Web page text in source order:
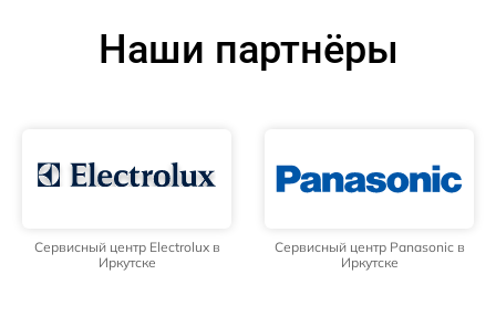
Наши партнёры
Сервисный центр Electrolux в
Иркутске
Сервисный центр Panasonic в
Иркутске